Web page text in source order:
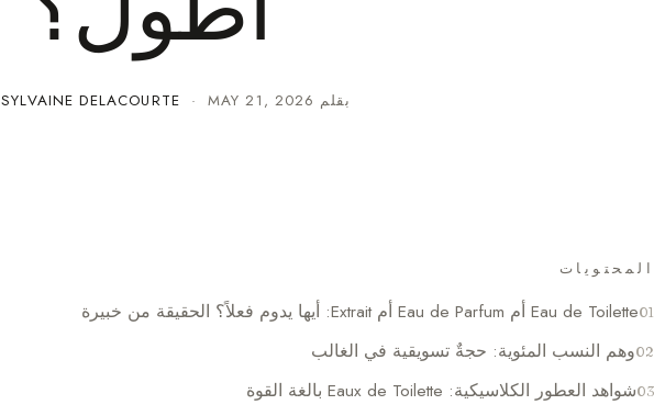
بقلم SYLVAINE DELACOURTE ·MAY 21, 2026
المحتويات
Eau de Toilette أم Eau de Parfum أم Extrait: أيها يدوم فعلاً؟ الحقيقة من خبيرة
وهم النسب المئوية: حجةٌ تسويقية في الغالب
شواهد العطور الكلاسيكية: Eaux de Toilette بالغة القوة